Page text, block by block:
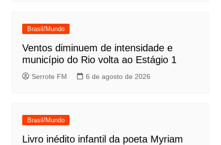
Brasil/Mundo
Ventos diminuem de intensidade e
município do Rio volta ao Estágio 1
Serrote FM 6 de agosto de 2026
Brasil/Mundo
Livro inédito infantil da poeta Myriam